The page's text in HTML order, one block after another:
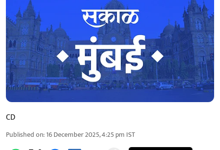
CD
Published on:16 December 2025, 4:25 pm IST